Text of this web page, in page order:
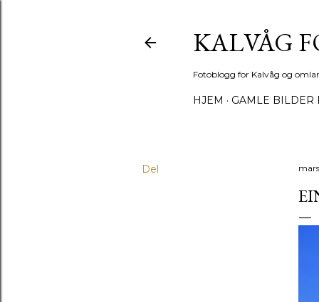
KALVÅG
Fotoblogg for Kalvåg og
HJEM GAMLE BILDER
Del